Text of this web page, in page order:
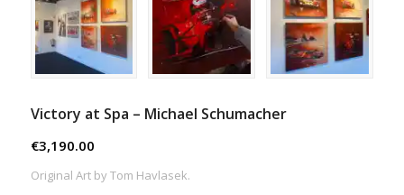
Victory at Spa – Michael Schumacher
€3,190.00
Original Art by Tom Havlasek.